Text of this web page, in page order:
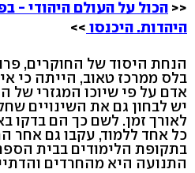
<< הכול על העולם היהודי -
היהדות. היכנסו >>
הנחת היסוד של החוקרים,
בלס ממרכז טאוב, הייתה כי
אדם על פי שיוכו המגזרי של
יש לבחון גם את השינויים
לאורך זמן. לשם כך הם בדקו
כל אחד ללמוד, עקבו גם אחר
בתקופת הלימודים בבית
התנועה היא מהחרדים